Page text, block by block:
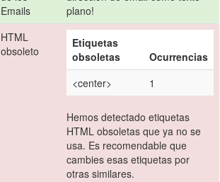
Emails
plano!
HTML
obsoleto
Etiquetas
obsoletas
Ocurrencias
<center>
1
Hemos detectado etiquetas
HTML obsoletas que ya no se
usa. Es recomendable que
cambies esas etiquetas por
otras similares.